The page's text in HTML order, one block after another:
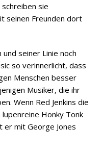
schreiben sie
seinen Freunden dort
seiner Linie noch
so verinnerlicht, dass
Menschen besser
Musiker, die ihr
Wenn Red Jenkins die
Honky Tonk
er mit George Jones